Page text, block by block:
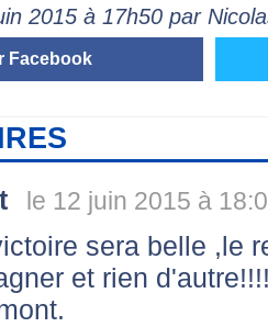
2015 à 17h50 par
Facebook
le 12 juin 2015 à
sera belle ,le
et rien